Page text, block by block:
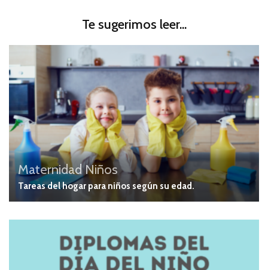
Te sugerimos leer...
Maternidad Niños
Tareas del hogar para niños según su edad.